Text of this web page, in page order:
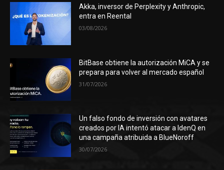
Akka, inversor de Perplexity y Anthropic,
entra en Reental
03/08/2026
BitBase obtiene la autorización MiCA y se
prepara para volver al mercado español
31/07/2026
Un falso fondo de inversión con avatares
creados por IA intentó atacar a IdenQ en
una campaña atribuida a BlueNoroff
30/07/2026